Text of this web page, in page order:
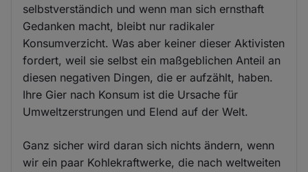
selbstverständich und wenn man sich ernsthaft
Gedanken macht, bleibt nur radikaler
Konsumverzicht. Was aber keiner dieser Aktivisten
fordert, weil sie selbst ein maßgeblichen Anteil an
diesen negativen Dingen, die er aufzählt, haben.
Ihre Gier nach Konsum ist die Ursache für
Umweltzerstrungen und Elend auf der Welt.
Ganz sicher wird daran sich nichts ändern, wenn
wir ein paar Kohlekraftwerke, die nach weltweiten